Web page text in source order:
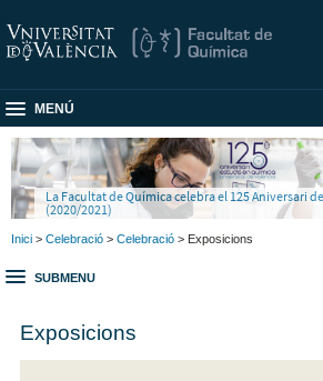
MENÚ
La Facultat de Química celebra el 125 Aniversari
(2020/2021)
Inici > Celebració > Celebració > Exposicions
SUBMENU
Exposicions